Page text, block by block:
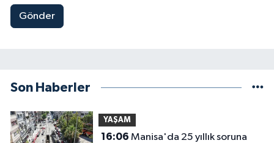
Gönder
Son Haberler
YAŞAM
16:06